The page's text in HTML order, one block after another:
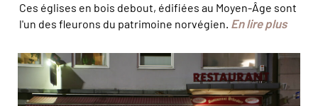
Ces églises en bois debout, édifiées au Moyen-Âge sont
l'un des fleurons du patrimoine norvégien. En lire plus
Harry Hole - Restaurant Schroder - © Elisabeth Blanchet